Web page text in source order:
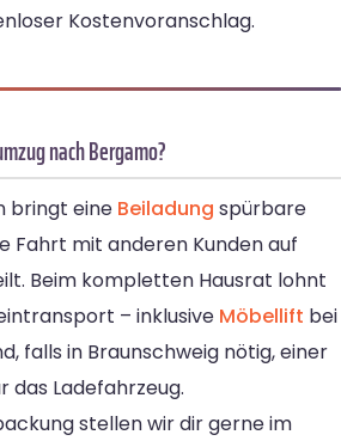
Kostenvoranschlag.
nach Bergamo?
bringt eine Beiladung spürbare
Fahrt mit anderen Kunden auf
Beim kompletten Hausrat lohnt
– inklusive Möbellift bei
falls in Braunschweig nötig, einer
das Ladefahrzeug.
stellen wir dir gerne im